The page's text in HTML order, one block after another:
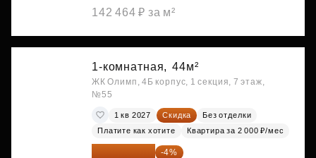
142 464 ₽ за м²
1-комнатная, 44м²
ЖК Олимп, 4Б корпус, 1 секция, 7 этаж,
№55
1 кв 2027 Скидка
Без отделки
Платите как хотите
Квартира за 2 000 ₽/мес
-4%